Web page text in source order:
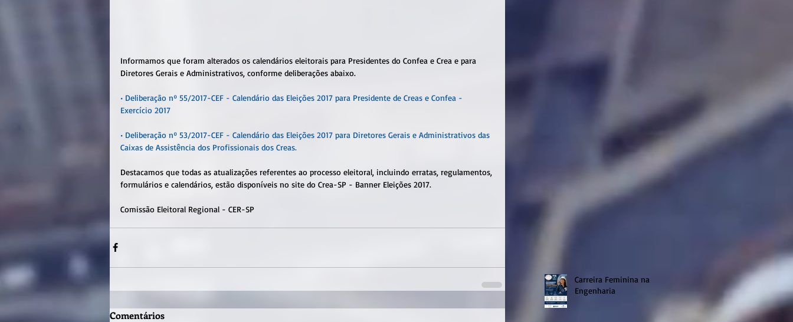
Informamos que foram alterados os calendários eleitorais para Presidentes do Confea e Crea e para
Diretores Gerais e Administrativos, conforme deliberações abaixo.
• Deliberação nº 55/2017-CEF - Calendário das Eleições 2017 para Presidente de Creas e Confea -
Exercício 2017
• Deliberação nº 53/2017-CEF - Calendário das Eleições 2017 para Diretores Gerais e Administrativos das
Caixas de Assistência dos Profissionais dos Creas.
Destacamos que todas as atualizações referentes ao processo eleitoral, incluindo erratas, regulamentos,
formulários e calendários, estão disponíveis no site do Crea-SP - Banner Eleições 2017.
Comissão Eleitoral Regional - CER-SP
Comentários
Carreira Feminina na
Engenharia